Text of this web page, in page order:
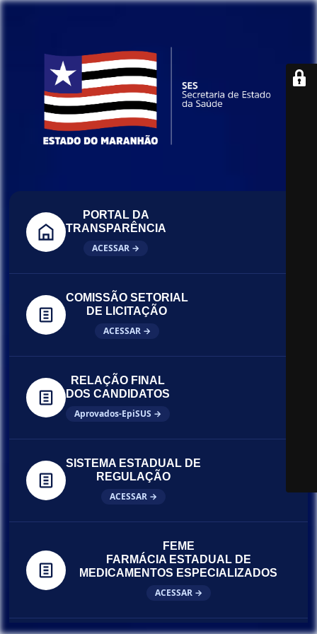
PORTAL DA
TRANSPARÊNCIA
ACESSAR →
COMISSÃO SETORIAL
DE LICITAÇÃO
ACESSAR →
RELAÇÃO FINAL
DOS CANDIDATOS
Aprovados-EpiSUS →
SISTEMA ESTADUAL DE
REGULAÇÃO
ACESSAR →
FEME
FARMÁCIA ESTADUAL DE
MEDICAMENTOS ESPECIALIZADOS
ACESSAR →